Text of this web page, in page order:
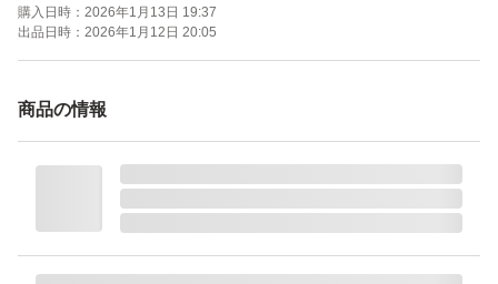
＊成分表・内容量・賞味期限をご確認下さい □*■*□*■*□*■
*□*■*□*■*□*■*□
押出し製法で作ったこだわりの麺と、さっぱりとした水キ
す。スープにはコラーゲンとグルコサミンを配合し、さら
においしくなりました。
購入日時： 2026年1月13日 19:37
出品日時： 2026年1月12日 20:05
商品の情報